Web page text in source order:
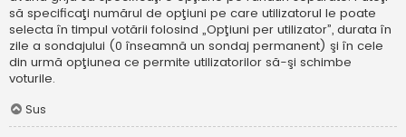
să specificaţi numărul de opţiuni pe care utilizatorul le poate
selecta în timpul votării folosind „Opţiuni per utilizator”, durata în
zile a sondajului (0 înseamnă un sondaj permanent) şi în cele
din urmă opţiunea ce permite utilizatorilor să-şi schimbe
voturile.
Sus